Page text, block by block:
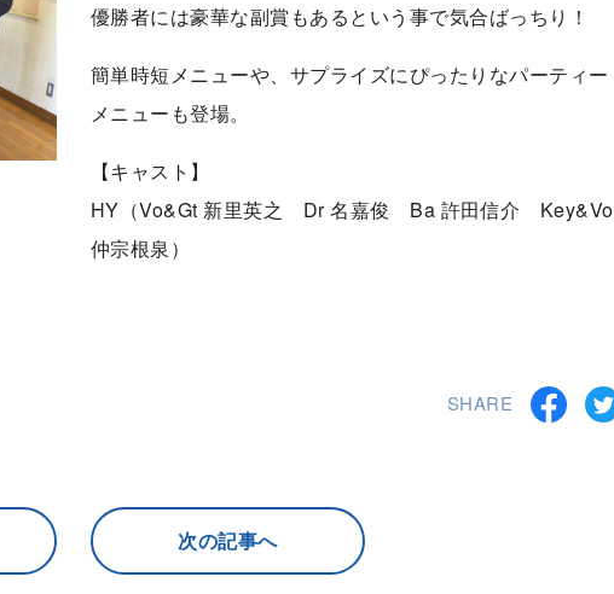
優勝者には豪華な副賞もあるという事で気合ばっちり！
簡単時短メニューや、サプライズにぴったりなパーティー
メニューも登場。
【キャスト】
HY（Vo&Gt 新里英之 Dr 名嘉俊 Ba 許田信介 Key&Vo
仲宗根泉）
SHARE
次の記事へ